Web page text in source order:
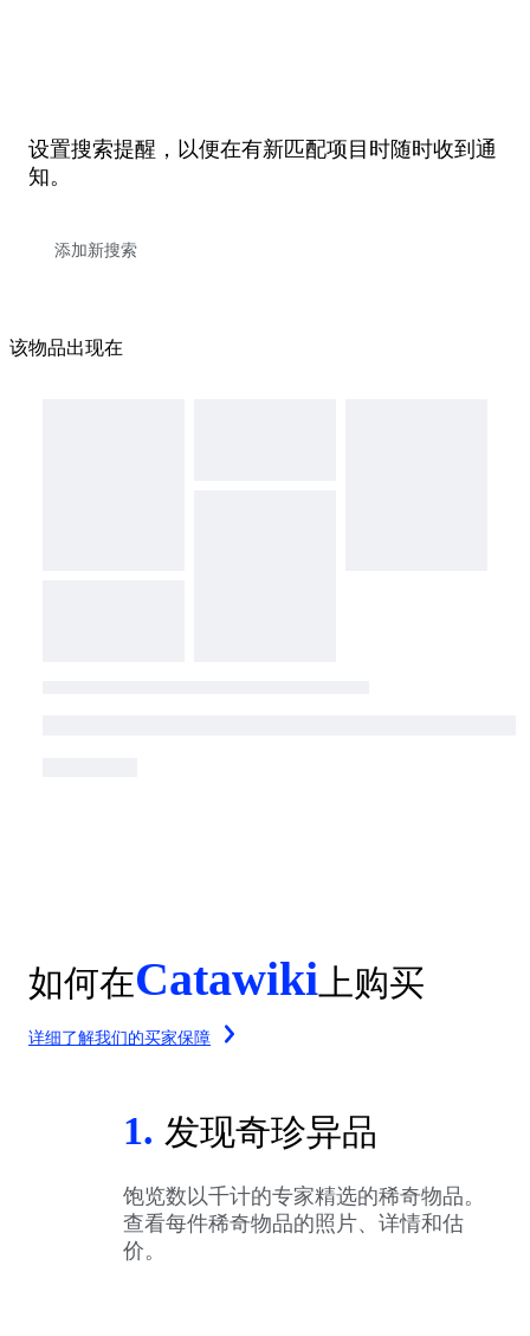
设置搜索提醒，以便在有新匹配项目时随时收到通
知。
该物品出现在
如何在Catawiki 上购买
详细了解我们的买家保障
1. 发现奇珍异品
饱览数以千计的专家精选的稀奇物品。
查看每件稀奇物品的照片、详情和估
价。